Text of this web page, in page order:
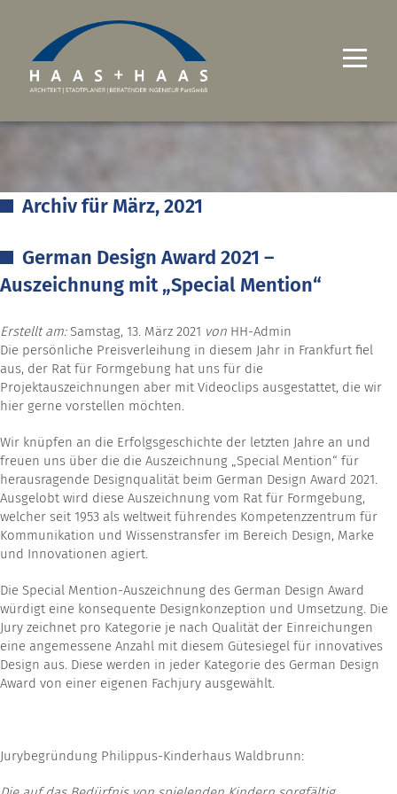
LEISTUNGEN
KARRIERE
KONTAKT
Archiv für März, 2021
German Design Award 2021 –
Auszeichnung mit „Special Mention“
Erstellt am:Samstag, 13. März 2021 von HH-Admin
Die persönliche Preisverleihung in diesem Jahr in Frankfurt fiel
aus, der Rat für Formgebung hat uns für die
Projektauszeichnungen aber mit Videoclips ausgestattet, die wir
hier gerne vorstellen möchten.
Wir knüpfen an die Erfolgsgeschichte der letzten Jahre an und
freuen uns über die die Auszeichnung „Special Mention“ für
herausragende Designqualität beim German Design Award 2021.
Ausgelobt wird diese Auszeichnung vom Rat für Formgebung,
welcher seit 1953 als weltweit führendes Kompetenzzentrum für
Kommunikation und Wissenstransfer im Bereich Design, Marke
und Innovationen agiert.
Die Special Mention-Auszeichnung des German Design Award
würdigt eine konsequente Designkonzeption und Umsetzung. Die
Jury zeichnet pro Kategorie je nach Qualität der Einreichungen
eine angemessene Anzahl mit diesem Gütesiegel für innovatives
Design aus. Diese werden in jeder Kategorie des German Design
Award von einer eigenen Fachjury ausgewählt.
Jurybegründung Philippus-Kinderhaus Waldbrunn: